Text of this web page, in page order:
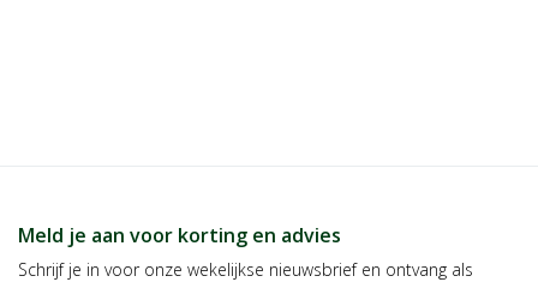
Meld je aan voor korting en advies
Schrijf je in voor onze wekelijkse nieuwsbrief en ontvang als